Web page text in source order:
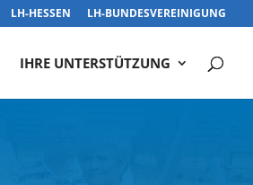
LH-HESSEN LH-BUNDESVEREINIGUNG
IHRE UNTERSTÜTZUNG